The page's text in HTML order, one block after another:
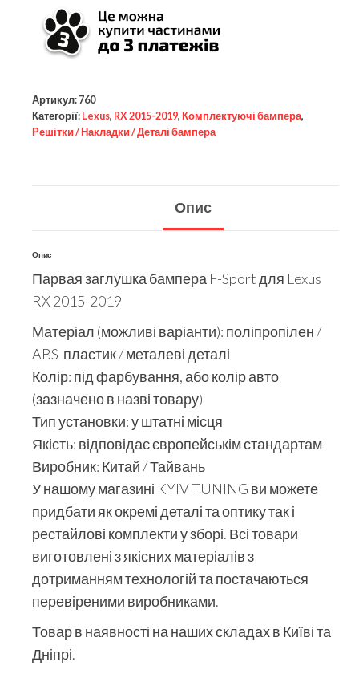
Артикул: 760
Категорії: Lexus, RX 2015-2019, Комплектуючі бампера,
Решітки / Накладки / Деталі бампера
Опис
Опис
Парвая заглушка бампера F-Sport для Lexus
RX 2015-2019
Матеріал (можливі варіанти): поліпропілен /
ABS-пластик / металеві деталі
Колір: під фарбування, або колір авто
(зазначено в назві товару)
Тип установки: у штатні місця
Якість: відповідає європейськім стандартам
Виробник: Китай / Тайвань
У нашому магазині KYIV TUNING ви можете
придбати як окремі деталі та оптику так і
рестайлові комплекти у зборі. Всі товари
виготовлені з якісних матеріалів з
дотриманням технологій та постачаються
перевіреними виробниками.
Товар в наявності на наших складах в Київі та
Дніпрі.